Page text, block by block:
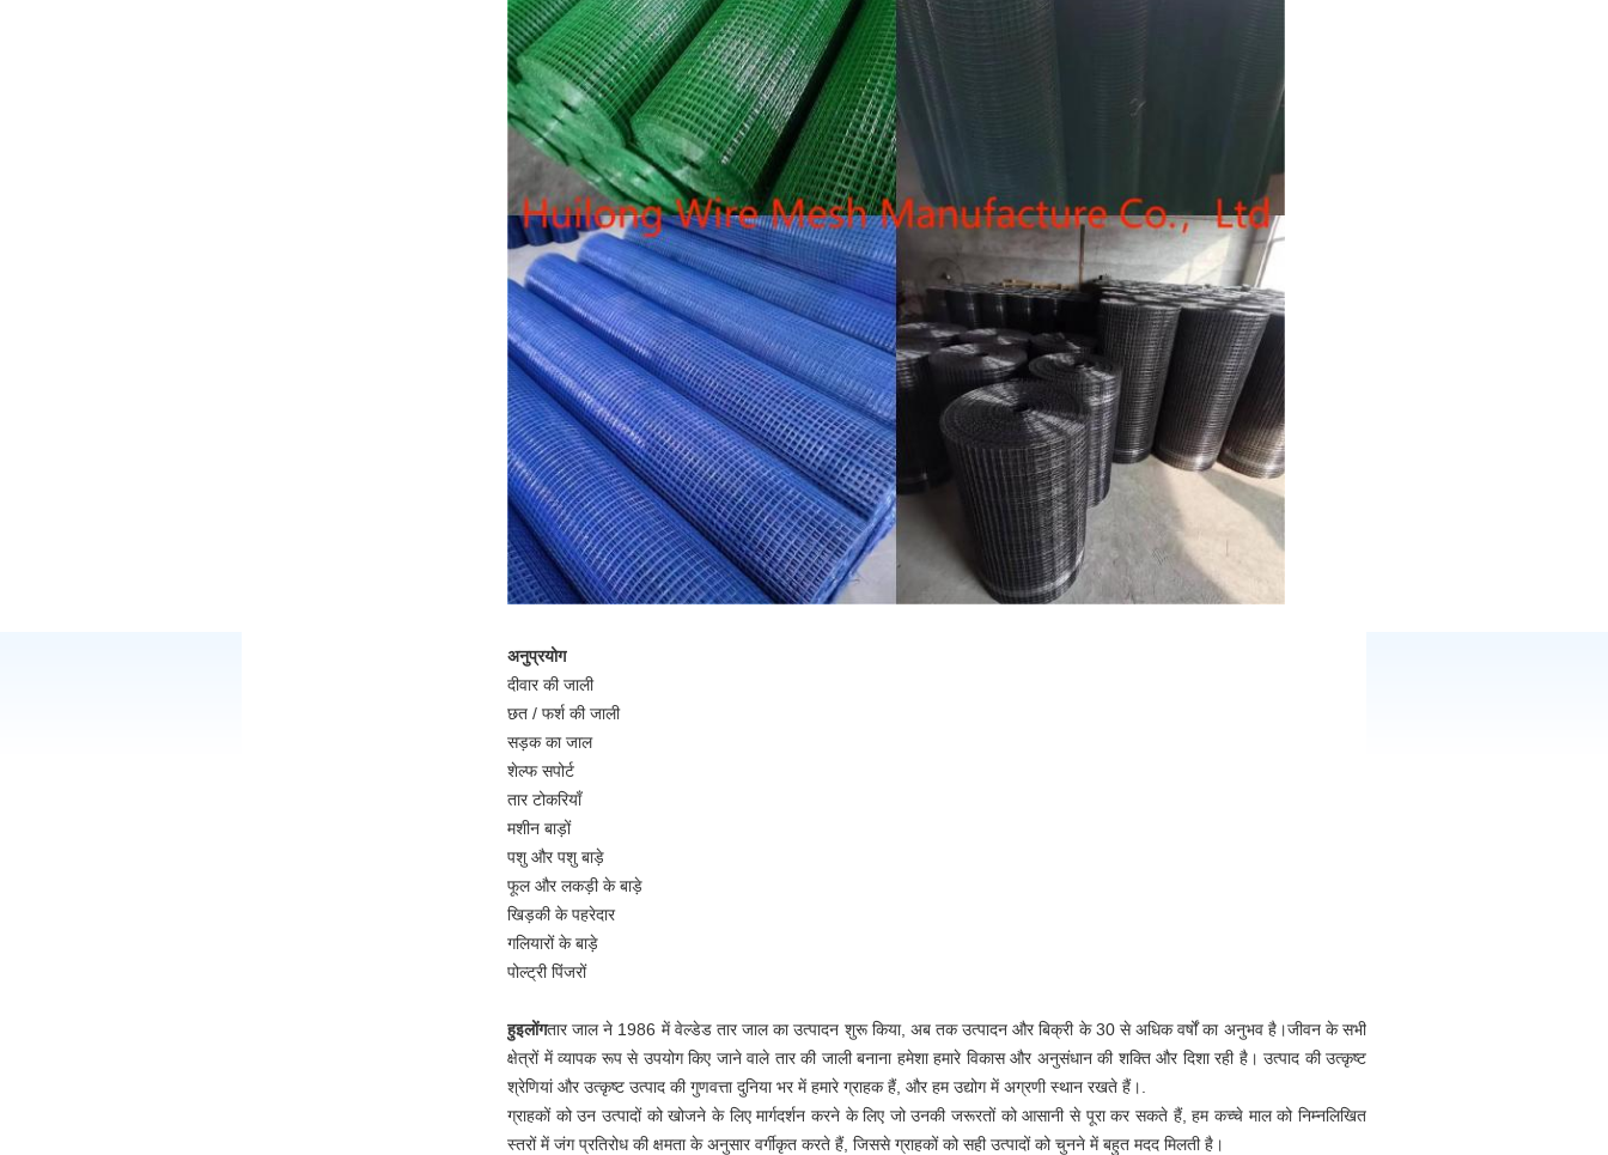
अनुप्रयोग
दीवार की जाली
छत / फर्श की जाली
सड़क का जाल
शेल्फ सपोर्ट
तार टोकरियाँ
मशीन बाड़ों
पशु और पशु बाड़े
फूल और लकड़ी के बाड़े
खिड़की के पहरेदार
गलियारों के बाड़े
पोल्ट्री पिंजरों
हुइलोंगतार जाल ने 1986 में वेल्डेड तार जाल का उत्पादन शुरू किया, अब तक उत्पादन और बिक्री के 30 से अधिक वर्षों का अनुभव है।जीवन के सभी
क्षेत्रों में व्यापक रूप से उपयोग किए जाने वाले तार की जाली बनाना हमेशा हमारे विकास और अनुसंधान की शक्ति और दिशा रही है। उत्पाद की उत्कृष्ट
श्रेणियां और उत्कृष्ट उत्पाद की गुणवत्ता दुनिया भर में हमारे ग्राहक हैं, और हम उद्योग में अग्रणी स्थान रखते हैं।
ग्राहकों को उन उत्पादों को खोजने के लिए मार्गदर्शन करने के लिए जो उनकी जरूरतों को आसानी से पूरा कर सकते हैं, हम कच्चे माल को निम्नलिखित
स्तरों में जंग प्रतिरोध की क्षमता के अनुसार वर्गीकृत करते हैं, जिससे ग्राहकों को सही उत्पादों को चुनने में बहुत मदद मिलती है।